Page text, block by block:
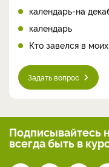
календарь-на
календарь
Кто завелся в
Задать вопрос
Подписывайтесь
всегдабыть в